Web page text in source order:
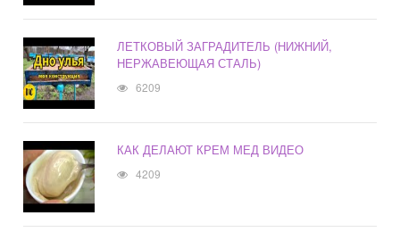
ЛЕТКОВЫЙ ЗАГРАДИТЕЛЬ (НИЖНИЙ,
НЕРЖАВЕЮЩАЯ СТАЛЬ)
6209
КАК ДЕЛАЮТ КРЕМ МЕД ВИДЕО
4209